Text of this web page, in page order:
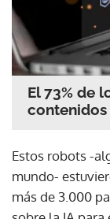
El 73% de
contenidos
Estos robots -
mundo-
más de 3.000